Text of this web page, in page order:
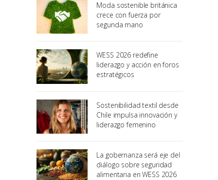
Moda sostenible británica
crece con fuerza por
segunda mano
WESS 2026 redefine
liderazgo y acción en foros
estratégicos
Sostenibilidad textil desde
Chile impulsa innovación y
liderazgo femenino
La gobernanza será eje del
diálogo sobre seguridad
alimentaria en WESS 2026